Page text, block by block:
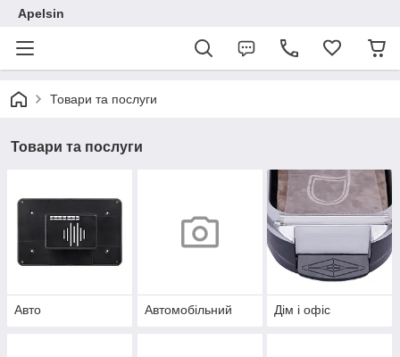
Apelsin
Товари та послуги
Товари та послуги
Авто Автомобільний Дім і офіс